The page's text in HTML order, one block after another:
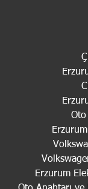
Erzurum